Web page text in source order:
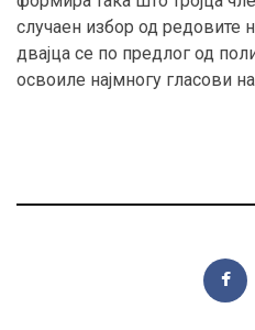
случаен избор од редовите
двајца се по предлог од
освоиле најмногу гласови